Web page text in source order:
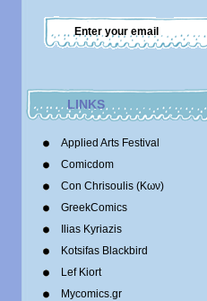
LINKS
Applied Arts Festival
Comicdom
Con Chrisoulis (Κων)
GreekComics
Ilias Kyriazis
Kotsifas Blackbird
Lef Kiort
Mycomics.gr